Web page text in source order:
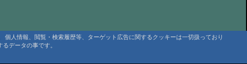
お世話になります @たもちゃん '10 5/26 17:53
人情報、閲覧・検索履歴等、ターゲット広告に関するクッキーは一切扱っており
データの事です。